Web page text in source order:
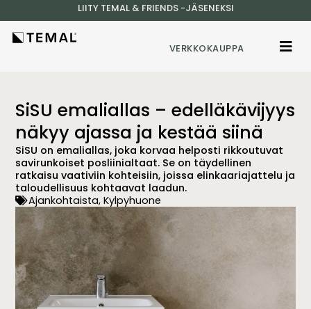
LIITY TEMAL & FRIENDS -JÄSENEKSI
VERKKOKAUPPA
SiSU emaliallas – edelläkävijyys
näkyy ajassa ja kestää siinä
SiSU on emaliallas, joka korvaa helposti rikkoutuvat
savirunkoiset posliinialtaat. Se on täydellinen
ratkaisu vaativiin kohteisiin, joissa elinkaariajattelu ja
taloudellisuus kohtaavat laadun.
Ajankohtaista,Kylpyhuone